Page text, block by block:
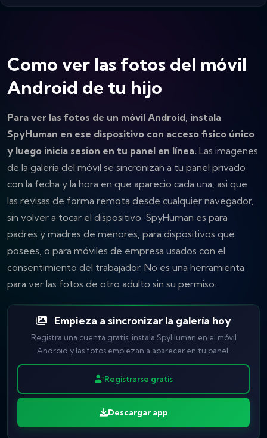
Como ver las fotos del móvil
Android de tu hijo
Para ver las fotos de un móvil Android, instala
SpyHuman en ese dispositivo con acceso fisico único
y luego inicia sesion en tu panel en línea. Las imagenes
de la galería del móvil se sincronizan a tu panel privado
con la fecha y la hora en que aparecio cada una, asi que
las revisas de forma remota desde cualquier navegador,
sin volver a tocar el dispositivo. SpyHuman es para
padres y madres de menores, para dispositivos que
posees, o para móviles de empresa usados con el
consentimiento del trabajador. No es una herramienta
para ver las fotos de otro adulto sin su permiso.
Empieza a sincronizar la galería hoy
Registra una cuenta gratis, instala SpyHuman en el móvil
Android y las fotos empiezan a aparecer en tu panel.
Registrarse gratis
Descargar app